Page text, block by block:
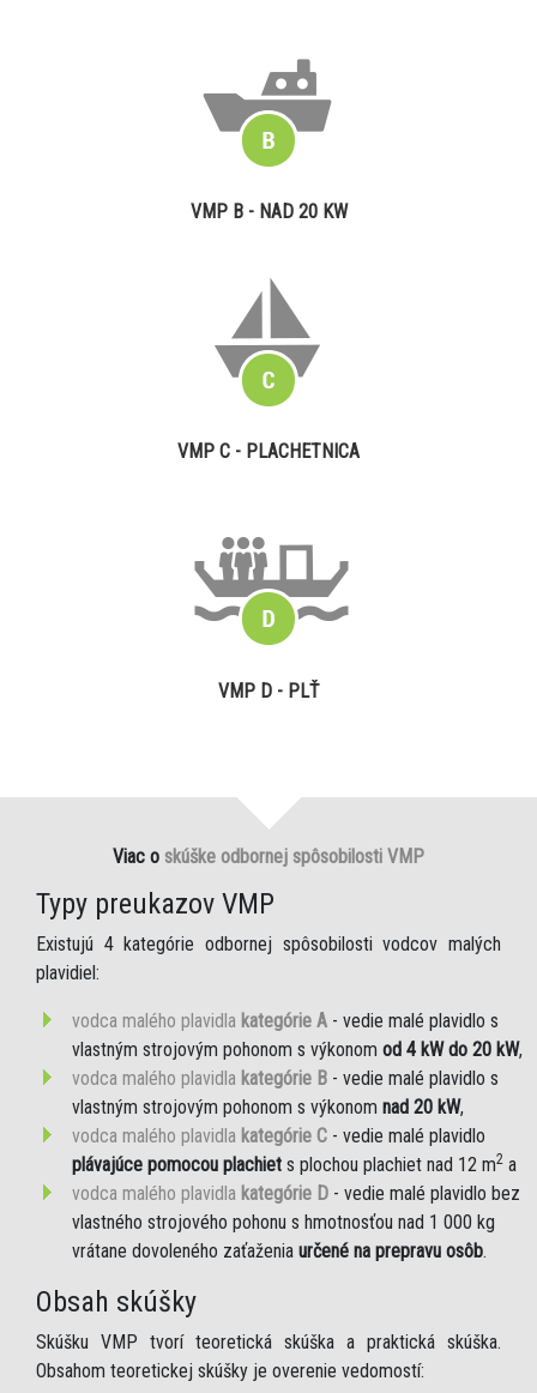
VMP B - NAD 20 KW
VMP C - PLACHETNICA
VMP D - PLŤ
Viac o skúške odbornej spôsobilosti VMP
Typy preukazov VMP
Existujú 4 kategórie odbornej spôsobilosti vodcov malých
plavidiel:
vodca malého plavidla kategórie A - vedie malé plavidlo s
vlastným strojovým pohonom s výkonom od 4 kW do 20 kW,
vodca malého plavidla kategórie B - vedie malé plavidlo s
vlastným strojovým pohonom s výkonom nad 20 kW,
vodca malého plavidla kategórie C - vedie malé plavidlo
plávajúce pomocou plachiet s plochou plachiet nad 12 m2 a
vodca malého plavidla kategórie D - vedie malé plavidlo bez
vlastného strojového pohonu s hmotnosťou nad 1 000 kg
vrátane dovoleného zaťaženia určené na prepravu osôb.
Obsah skúšky
Skúšku VMP tvorí teoretická skúška a praktická skúška.
Obsahom teoretickej skúšky je overenie vedomostí: